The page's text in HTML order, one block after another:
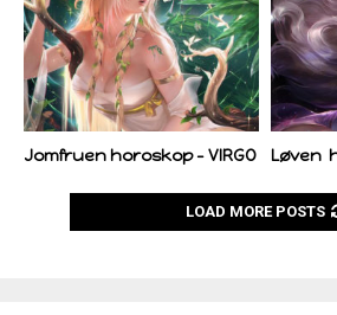
Jomfruen horoskop – VIRGO Løven
LOAD MORE POSTS